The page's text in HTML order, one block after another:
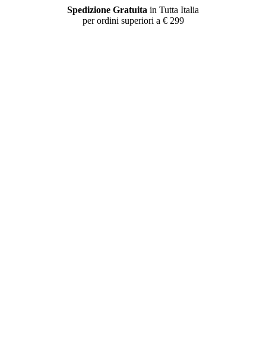
Spedizione Gratuita in Tutta Italia
per ordini superiori a € 299